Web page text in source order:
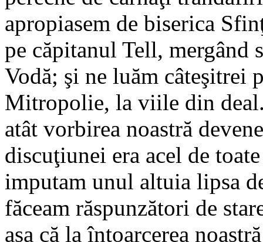
apropiasem de biserica
pe căpitanul Tell, mergând
Vodă; şi ne luăm câteşitrei
Mitropolie, la viile din
atât vorbirea noastră
discuţiunei era acel de
imputam unul altuia lipsa
făceam răspunzători de
aşa că la întoarcerea